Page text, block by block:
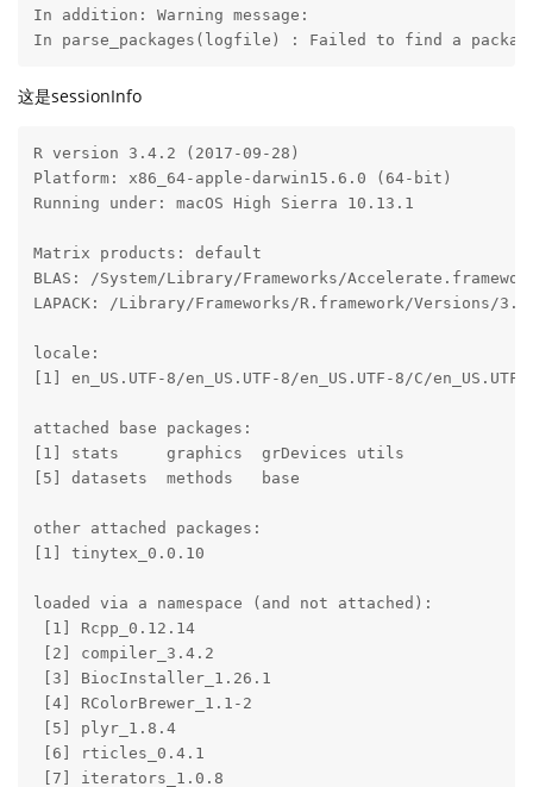
In addition: Warning message:
In parse_packages(logfile) : Failed to find a
这是sessionInfo
R version 3.4.2 (2017-09-28)
Platform: x86_64-apple-darwin15.6.0 (64-bit)
Running under: macOS High Sierra 10.13.1
Matrix products: default
BLAS: /System/Library/Frameworks/
LAPACK: /Library/Frameworks/R.framework/Versions/
locale:
[1] en_US.UTF-8/en_US.UTF-8/en_US.UTF-8/C/en_US.UTF-
attached base packages:
[1] stats     graphics  grDevices utils
[5] datasets  methods   base
other attached packages:
[1] tinytex_0.0.10
loaded via a namespace (and not attached):
[1] Rcpp_0.12.14
[2] compiler_3.4.2
[3] BiocInstaller_1.26.1
[4] RColorBrewer_1.1-2
[5] plyr_1.8.4
[6] rticles_0.4.1
[7] iterators_1.0.8